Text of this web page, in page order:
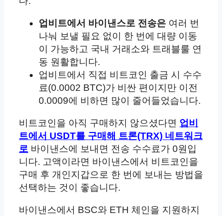
업비트에서 바이낸스로 전송은 여러 번
나눠 보낼 필요 없이 한 번에 대량 이동
이 가능하고 국내 거래소와 트래블룰 연
동 원활합니다.
업비트에서 직접 비트코인 출금 시 수수
료(0.0002 BTC)가 비싼 편이지만 이전
0.0009에 비하면 많이 줄어들었습니다.
비트코인을 아직 구매하지 않으셨다면 업비
트에서 USDT를 구매해 트론(TRX) 네트워크
로 바이낸스에 보내면 전송 수수료가 0원입
니다. 고액이라면 바이낸스에서 비트코인을
구매 후 개인지갑으로 한 번에 보내는 방법을
선택하는 것이 좋습니다.
바이낸스에서 BSC와 ETH 체인을 지원하지